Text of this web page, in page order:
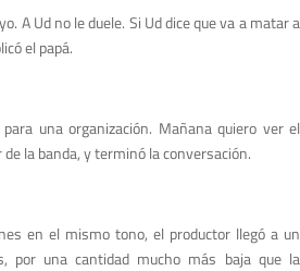
Ud no le duele. Si Ud dice que va a matar a
el papá.
una organización. Mañana quiero ver el
la banda, y terminó la conversación.
en el mismo tono, el productor llegó a un
por una cantidad mucho más baja que la